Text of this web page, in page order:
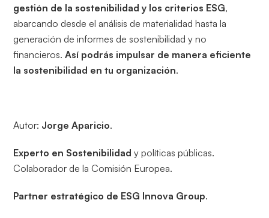
gestión de la sostenibilidad y los criterios ESG,
abarcando desde el análisis de materialidad hasta la
generación de informes de sostenibilidad y no
financieros.Así podrás impulsar de manera eficiente
la sostenibilidad en tu organización.
Autor: Jorge Aparicio.
Experto en Sostenibilidad y políticas públicas.
Colaborador de la Comisión Europea.
Partner estratégico de ESG Innova Group.